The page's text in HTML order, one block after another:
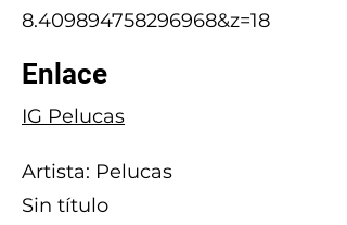
8.409894758296968&z=18
Enlace
IG Pelucas
Artista: Pelucas
Sin título